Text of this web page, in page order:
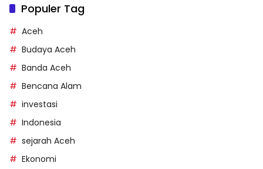
Populer Tag
Aceh
Budaya Aceh
Banda Aceh
Bencana Alam
investasi
Indonesia
sejarah Aceh
Ekonomi